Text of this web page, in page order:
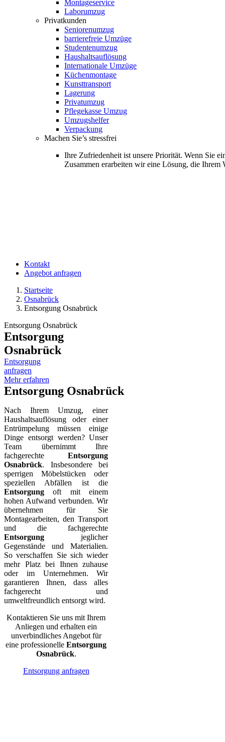
Montageservice
Laborumzug
Privatkunden
Seniorenumzug
barrierefreie Umzüge
Studentenumzug
Haushaltsauflösung
Internationale Umzüge
Küchenmontage
Kunsttransport
Lagerung
Privatumzug
Pflegekasse Umzug
Umzugshelfer
Verpackung
Machen Sie’s stressfrei
Ihre Zufriedenheit ist unsere Priorität. Wenn Sie
Zusammen erarbeiten wir eine Lösung, die Ihrem
Kontakt
Angebot anfragen
Startseite
Osnabrück
Entsorgung Osnabrück
Entsorgung Osnabrück
Entsorgung
Osnabrück
Entsorgung
anfragen
Mehr erfahren
Entsorgung Osnabrück
Nach Ihrem Umzug, einer
Haushaltsauflösung oder einer
Entrümpelung müssen einige
Dinge entsorgt werden? Unser
Team übernimmt Ihre
fachgerechteEntsorgung
Osnabrück. Insbesondere bei
sperrigen Möbelstücken oder
speziellen Abfällen ist die
Entsorgung oft mit einem
hohen Aufwand verbunden. Wir
übernehmen für Sie
Montagearbeiten, den Transport
und die fachgerechte
Entsorgung jeglicher
Gegenstände und Materialien.
So verschaffen Sie sich wieder
mehr Platz bei Ihnen zuhause
oder im Unternehmen. Wir
garantieren Ihnen, dass alles
fachgerecht und
umweltfreundlich entsorgt wird.
Kontaktieren Sie uns mit Ihrem
Anliegen und erhalten ein
unverbindliches Angebot für
eine professionelleEntsorgung
Osnabrück.
Entsorgung anfragen